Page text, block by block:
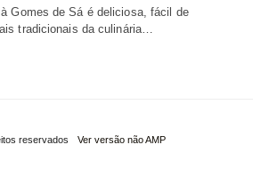
Gomes de Sá é deliciosa, fácil de
tradicionais da culinária…
reservados Ver versão não AMP